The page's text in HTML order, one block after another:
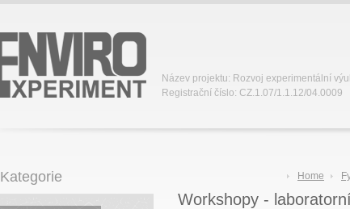
Název projektu: Rozvoj experimentální
Registrační číslo: CZ.1.07/1.1.12/04.0009
Kategorie Home
Workshopy -